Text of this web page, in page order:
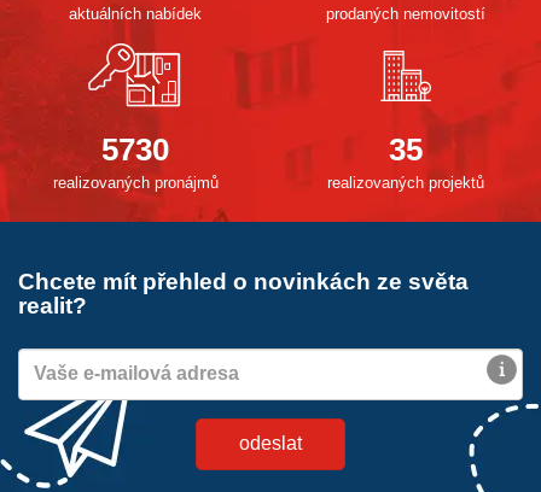
aktuálních nabídek prodaných nemovitostí
5730
realizovaných pronájmů
35
realizovaných projektů
Chcete mít přehled o novinkách ze světa
realit?